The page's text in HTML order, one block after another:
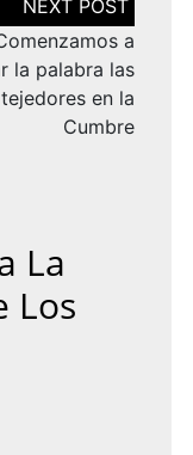
a
la palabra las
en la
Cumbre
La
Los